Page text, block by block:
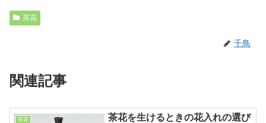
茶花
千鳥
関連記事
茶花
茶花を生けるときの花入れの選び